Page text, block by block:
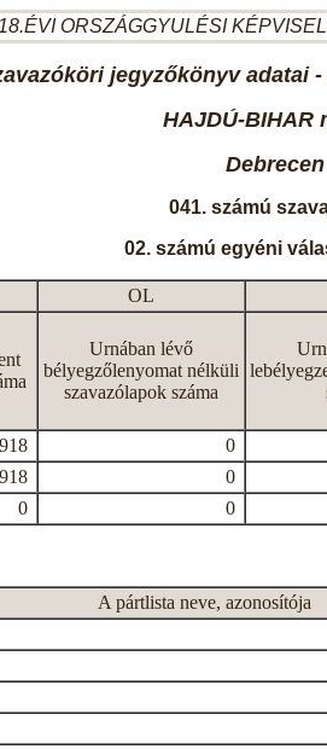
ORSZÁGGYULÉSI
jegyzőkönyv adatai
HAJDÚ-BIHAR
Debrecen
041. számú
02. számú egyéni
OL
Urnában lévő
bélyegzőlenyomat nélküli
szavazólapok száma
918 0
918 0
0 0
A pártlista neve, azonosítója